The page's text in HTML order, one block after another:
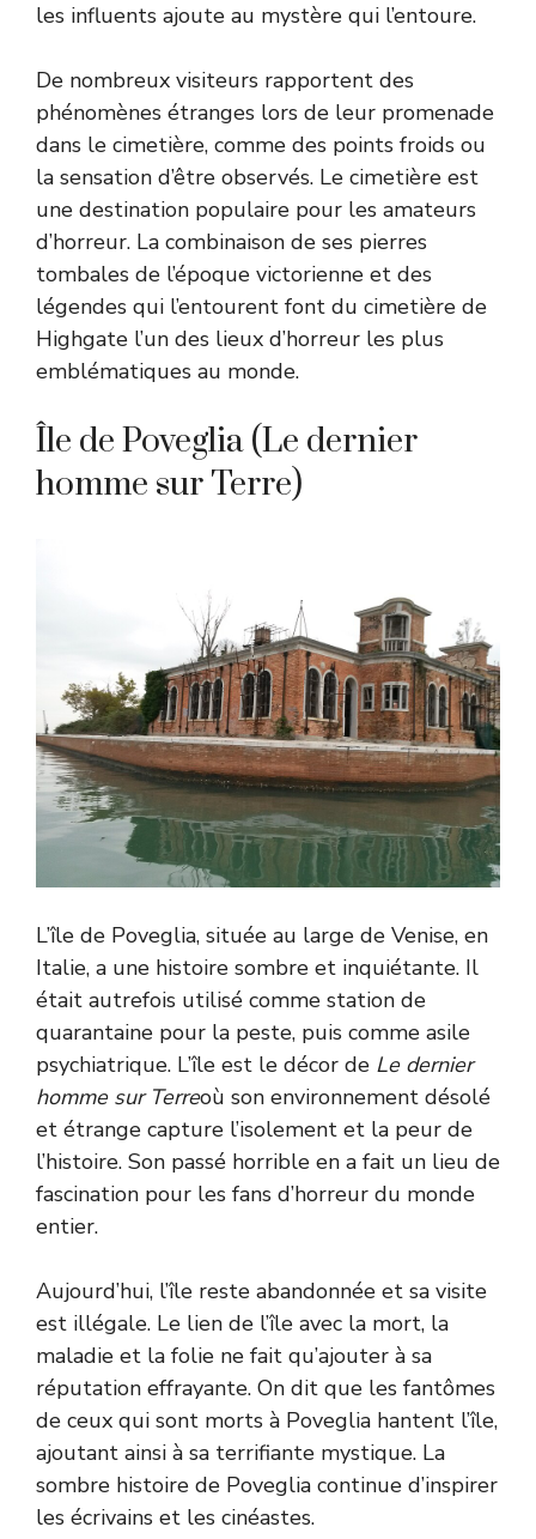
les influents ajoute au mystère qui l’entoure.
De nombreux visiteurs rapportent des
phénomènes étranges lors de leur promenade
dans le cimetière, comme des points froids ou
la sensation d’être observés. Le cimetière est
une destination populaire pour les amateurs
d’horreur. La combinaison de ses pierres
tombales de l’époque victorienne et des
légendes qui l’entourent font du cimetière de
Highgate l’un des lieux d’horreur les plus
emblématiques au monde.
Île de Poveglia (Le dernier
homme sur Terre)
L’île de Poveglia, située au large de Venise, en
Italie, a une histoire sombre et inquiétante. Il
était autrefois utilisé comme station de
quarantaine pour la peste, puis comme asile
psychiatrique. L’île est le décor de Le dernier
homme sur Terreoù son environnement désolé
et étrange capture l’isolement et la peur de
l’histoire. Son passé horrible en a fait un lieu de
fascination pour les fans d’horreur du monde
entier.
Aujourd’hui, l’île reste abandonnée et sa visite
est illégale. Le lien de l’île avec la mort, la
maladie et la folie ne fait qu’ajouter à sa
réputation effrayante. On dit que les fantômes
de ceux qui sont morts à Poveglia hantent l’île,
ajoutant ainsi à sa terrifiante mystique. La
sombre histoire de Poveglia continue d’inspirer
les écrivains et les cinéastes.